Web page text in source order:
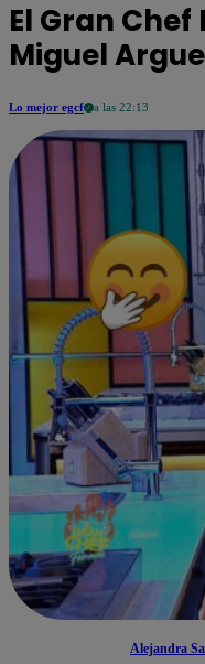
El Gran Chef
Miguel
Lo mejor egcf a las 22:13
Alejandra